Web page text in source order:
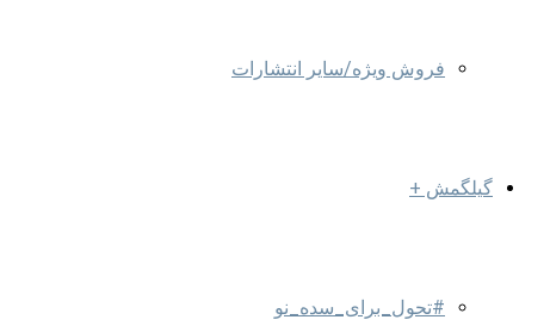
فروش ویژه/سایر انتشارات
گیلگمش +
#تحول_برای_سده_نو